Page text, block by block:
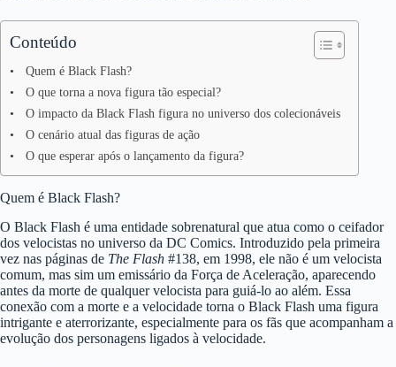
Conteúdo
Quem é Black Flash?
O que torna a nova figura tão especial?
O impacto da Black Flash figura no universo dos colecionáveis
O cenário atual das figuras de ação
O que esperar após o lançamento da figura?
Quem é Black Flash?
O Black Flash é uma entidade sobrenatural que atua como o ceifador
dos velocistas no universo da DC Comics. Introduzido pela primeira
vez nas páginas de The Flash #138, em 1998, ele não é um velocista
comum, mas sim um emissário da Força de Aceleração, aparecendo
antes da morte de qualquer velocista para guiá-lo ao além. Essa
conexão com a morte e a velocidade torna o Black Flash uma figura
intrigante e aterrorizante, especialmente para os fãs que acompanham a
evolução dos personagens ligados à velocidade.